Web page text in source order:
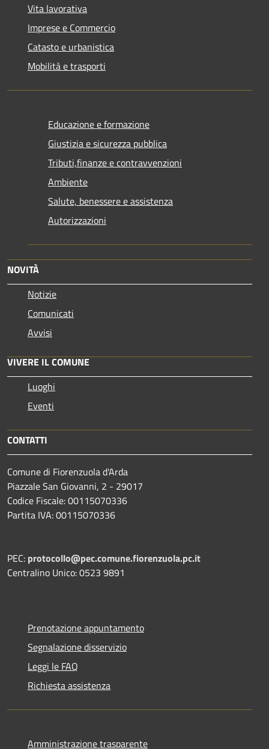
Vita lavorativa
Imprese e Commercio
Catasto e urbanistica
Mobilità e trasporti
Educazione e formazione
Giustizia e sicurezza pubblica
Tributi,finanze e contravvenzioni
Ambiente
Salute, benessere e assistenza
Autorizzazioni
NOVITÀ
Notizie
Comunicati
Avvisi
VIVERE IL COMUNE
Luoghi
Eventi
CONTATTI
Comune di Fiorenzuola d'Arda
Piazzale San Giovanni, 2 - 29017
Codice Fiscale: 00115070336
Partita IVA: 00115070336
PEC: protocollo@pec.comune.fiorenzuola.pc.it
Centralino Unico: 0523 9891
Prenotazione appuntamento
Segnalazione disservizio
Leggi le FAQ
Richiesta assistenza
Amministrazione trasparente